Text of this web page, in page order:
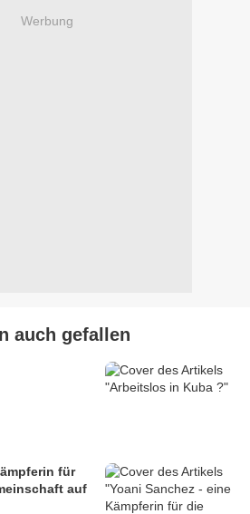
Werbung
auch gefallen
für
auf